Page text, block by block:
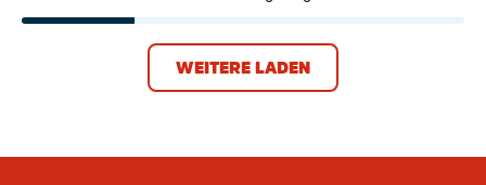
WEITERE LADEN